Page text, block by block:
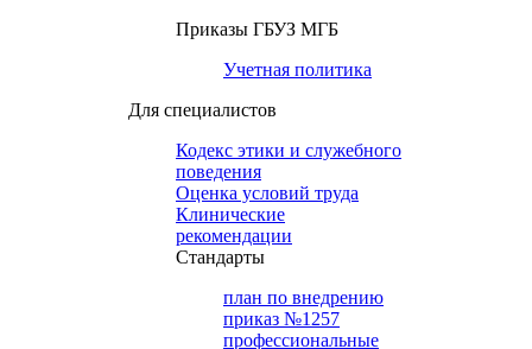
Приказы ГБУЗ МГБ
Учетная политика
Для специалистов
Кодекс этики и служебного
поведения
Оценка условий труда
Клинические
рекомендации
Cтандарты
план по внедрению
приказ №1257
профессиональные